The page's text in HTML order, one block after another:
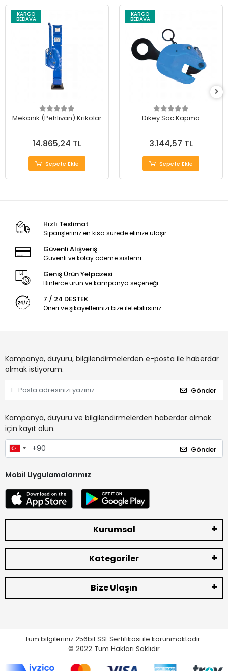
KARGO
BEDAVA
Mekanik (Pehlivan) Krikolar
14.865,24 TL
Sepete Ekle
KARGO
BEDAVA
Dikey Sac Kapma
3.144,57 TL
Sepete Ekle
Hızlı Teslimat
Siparişleriniz en kısa sürede elinize ulaşır.
Güvenli Alışveriş
Güvenli ve kolay ödeme sistemi
Geniş Ürün Yelpazesi
Binlerce ürün ve kampanya seçeneği
7 / 24 DESTEK
Öneri ve şikayetlerinizi bize iletebilirsiniz.
Kampanya, duyuru, bilgilendirmelerden e-posta ile haberdar
olmak istiyorum.
Gönder
Kampanya, duyuru ve bilgilendirmelerden haberdar olmak
için kayıt olun.
Gönder
Mobil Uygulamalarımız
Kurumsal
Kategoriler
Bize Ulaşın
Tüm bilgileriniz 256bit SSL Sertifikası ile korunmaktadır.
© 2022 Tüm Hakları Saklıdır